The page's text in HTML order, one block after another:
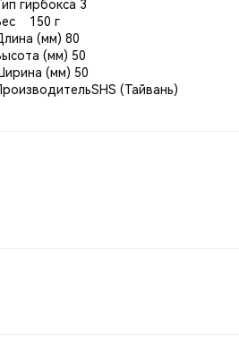
гирбокса 3
150 г
(мм) 80
(мм) 50
(мм) 50
(Тайвань)